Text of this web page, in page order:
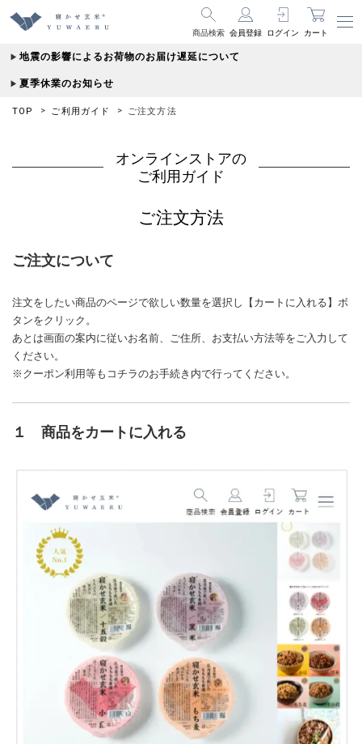
商品検索 会員登録 ログイン カート
地震の影響によるお荷物のお届け遅延について
夏季休業のお知らせ
TOP ご利用ガイド ご注文方法
オンラインストアの
ご利用ガイド
ご注文方法
ご注文について
注文をしたい商品のページで欲しい数量を選択し【カートに入れる】ボ
タンをクリック。
あとは画面の案内に従いお名前、ご住所、お支払い方法等をご入力して
ください。
※クーポン利用等もコチラのお手続き内で行ってください。
１ 商品をカートに入れる